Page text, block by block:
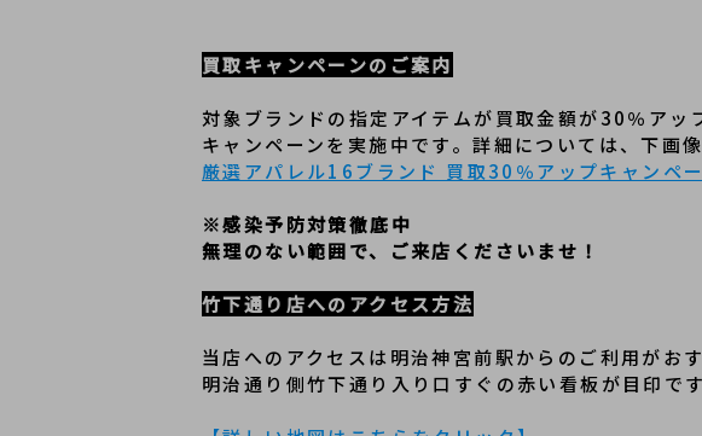
買取キャンペーンのご案内
対象ブランドの指定アイテムが買取金額が30％アッ
キャンペーンを実施中です。詳細については、下画
厳選アパレル16ブランド 買取30％アップキャンペ
※感染予防対策徹底中
無理のない範囲で、ご来店くださいませ！
竹下通り店へのアクセス方法
当店へのアクセスは明治神宮前駅からのご利用がお
明治通り側竹下通り入り口すぐの赤い看板が目印です